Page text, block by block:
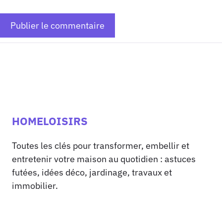
HOMELOISIRS
Toutes les clés pour transformer, embellir et
entretenir votre maison au quotidien : astuces
futées, idées déco, jardinage, travaux et
immobilier.